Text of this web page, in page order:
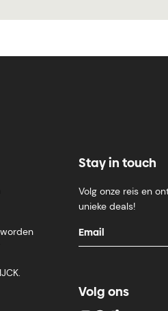
Stay in touch
Volg onze reis en
unieke deals!
Volg ons